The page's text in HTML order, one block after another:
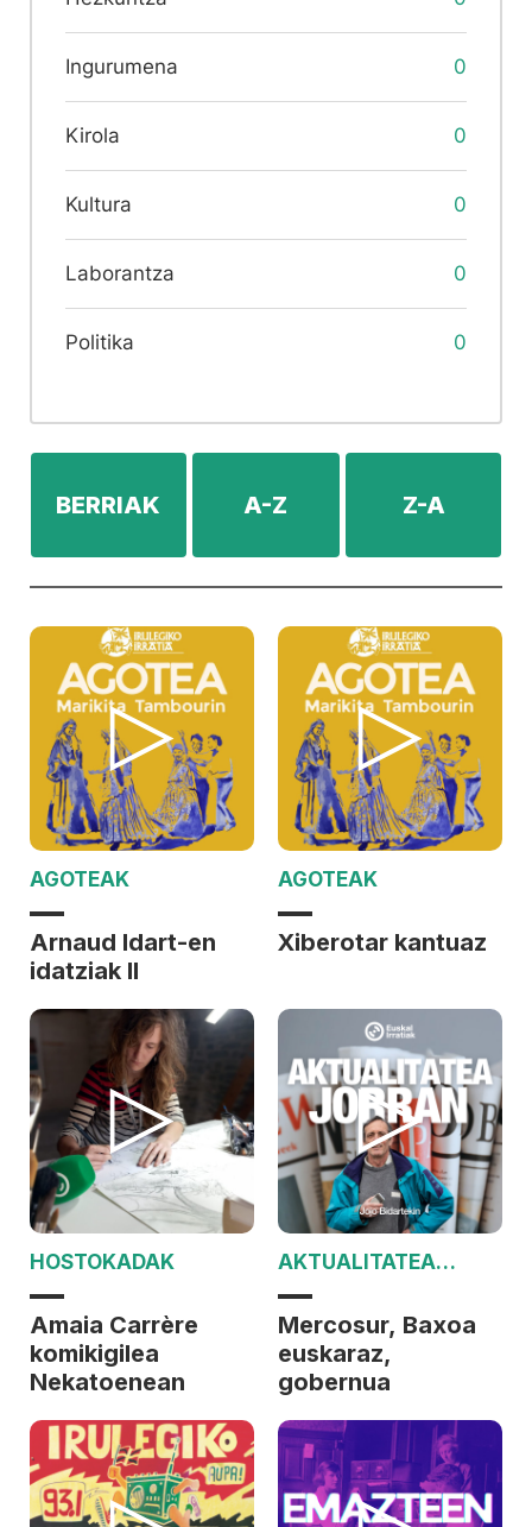
Ingurumena 0
Kirola 0
Kultura 0
Laborantza 0
Politika 0
BERRIAK A-Z Z-A
AGOTEAK
Arnaud Idart-en
idatziak II
AGOTEAK
Xiberotar kantuaz
HOSTOKADAK
Amaia Carrère
komikigilea
Nekatoenean
AKTUALITATEA
JORRAN
Mercosur, Baxoa
euskaraz,
gobernua